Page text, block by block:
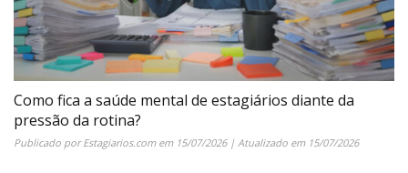
Como fica a saúde mental de estagiários diante da
pressão da rotina?
Publicado porEstagiarios.comem 15/07/2026| Atualizado em 15/07/2026